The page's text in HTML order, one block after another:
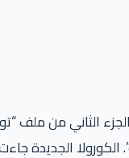
الثاني من ملف